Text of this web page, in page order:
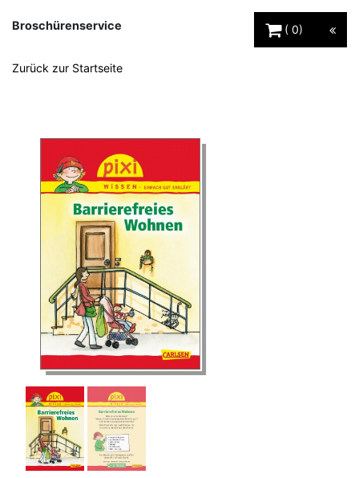
Broschürenservice
0
Zurück zur Startseite